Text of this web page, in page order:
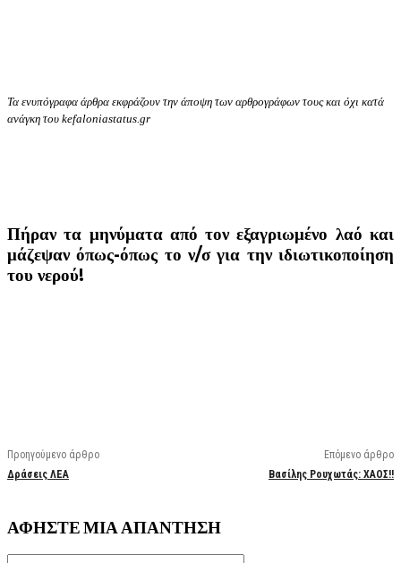
Τα ενυπόγραφα άρθρα εκφράζουν την άποψη των αρθρογράφων τους και όχι κατά
ανάγκη του kefaloniastatus.gr
Πήραν τα μηνύματα από τον εξαγριωμένο λαό και
μάζεψαν όπως-όπως το ν/σ για την ιδιωτικοποίηση
του νερού!
Προηγούμενο άρθρο
Δράσεις ΛΕΑ
Επόμενο άρθρο
Βασίλης Ρουχωτάς: ΧΑΟΣ!!
ΑΦΗΣΤΕ ΜΙΑ ΑΠΑΝΤΗΣΗ